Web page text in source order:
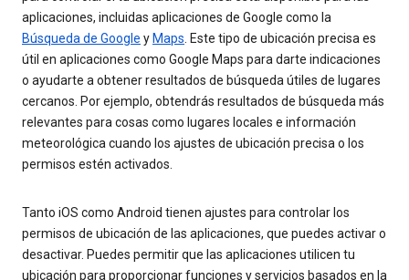
aplicaciones, incluidas aplicaciones de Google como la
Búsqueda de Google y Maps. Este tipo de ubicación precisa es
útil en aplicaciones como Google Maps para darte indicaciones
o ayudarte a obtener resultados de búsqueda útiles de lugares
cercanos. Por ejemplo, obtendrás resultados de búsqueda más
relevantes para cosas como lugares locales e información
meteorológica cuando los ajustes de ubicación precisa o los
permisos estén activados.
Tanto iOS como Android tienen ajustes para controlar los
permisos de ubicación de las aplicaciones, que puedes activar o
desactivar. Puedes permitir que las aplicaciones utilicen tu
ubicación para proporcionar funciones y servicios basados en la